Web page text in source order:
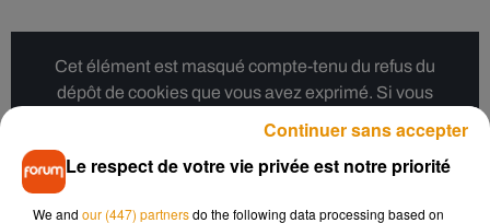
Cet élément est masqué compte-tenu du refus du
dépôt de cookies que vous avez exprimé. Si vous
Le respect de votre vie privée est notre priorité
We and our (447) partnersdo the following data processing based on
Continuer sans accepter